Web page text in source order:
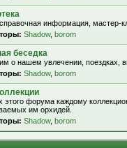
информация, мастер-
Shadow, borom
беседка
о нашем увлечении, поездках,
Shadow, borom
этого форума каждому
им орхидей.
Shadow, borom